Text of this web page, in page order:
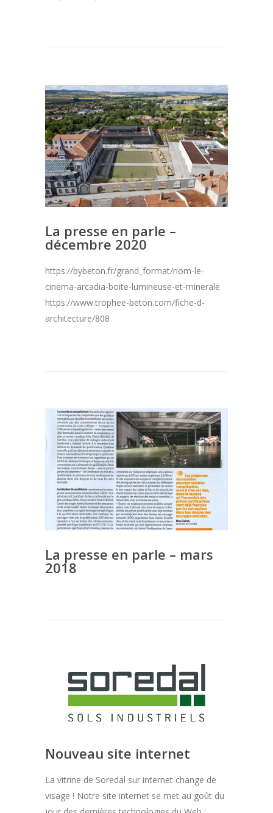
La presse en parle –
décembre 2020
https://bybeton.fr/grand_format/riom-le-
cinema-arcadia-boite-lumineuse-et-minerale
https://www.trophee-beton.com/fiche-d-
architecture/808
La presse en parle – mars
2018
Nouveau site internet
La vitrine de Soredal sur internet change de
visage ! Notre site internet se met au goût du